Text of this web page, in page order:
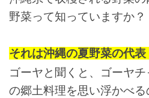
野菜って知っていますか？
それは沖縄の夏野菜の代表
ゴーヤと聞くと、ゴーヤ
の郷土料理を思い浮かべ